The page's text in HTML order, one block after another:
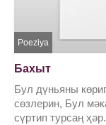
Poeziya
Бахыт
Бул дүньяны
сөзлерин, Бул
сүртип турсаң